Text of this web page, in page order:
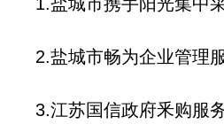
2.盐城市畅为企业管理
3.江苏国信政府釆购服